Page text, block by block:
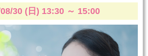
30 (日) 13:30 ～ 15:00